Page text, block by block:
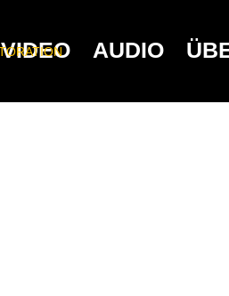
VIDEO AUDIO